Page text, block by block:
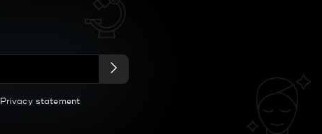
Privacy statement